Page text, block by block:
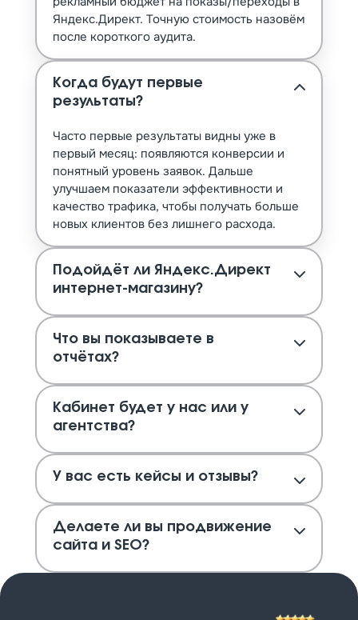
Яндекс.Директ. Точную стоимость назовём
после короткого аудита.
Когда будут первые
результаты?
Часто первые результаты видны уже в
первый месяц: появляются конверсии и
понятный уровень заявок. Дальше
улучшаем показатели эффективности и
качество трафика, чтобы получать больше
новых клиентов без лишнего расхода.
Подойдёт ли Яндекс.Директ
интернет‑магазину?
Что вы показываете в
отчётах?
Кабинет будет у нас или у
агентства?
У вас есть кейсы и отзывы?
Делаете ли вы продвижение
сайта и SEO?